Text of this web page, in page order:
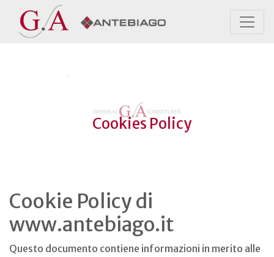
Cookies Policy
Cookie Policy di
www.antebiago.it
Questo documento contiene informazioni in merito alle